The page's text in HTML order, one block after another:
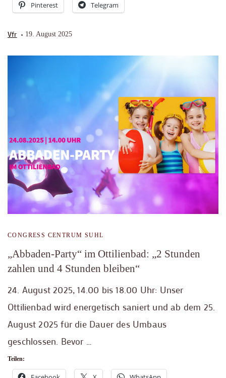
Pinterest Telegram
Vfr 19. August 2025
CONGRESS CENTRUM SUHL
„Abbaden-Party“ im Ottilienbad: „2 Stunden
zahlen und 4 Stunden bleiben“
24. August 2025, 14.00 bis 18.00 Uhr: Unser
Ottilienbad wird energetisch saniert und ab dem 25.
August 2025 für die Dauer des Umbaus
geschlossen. Bevor …
Teilen: